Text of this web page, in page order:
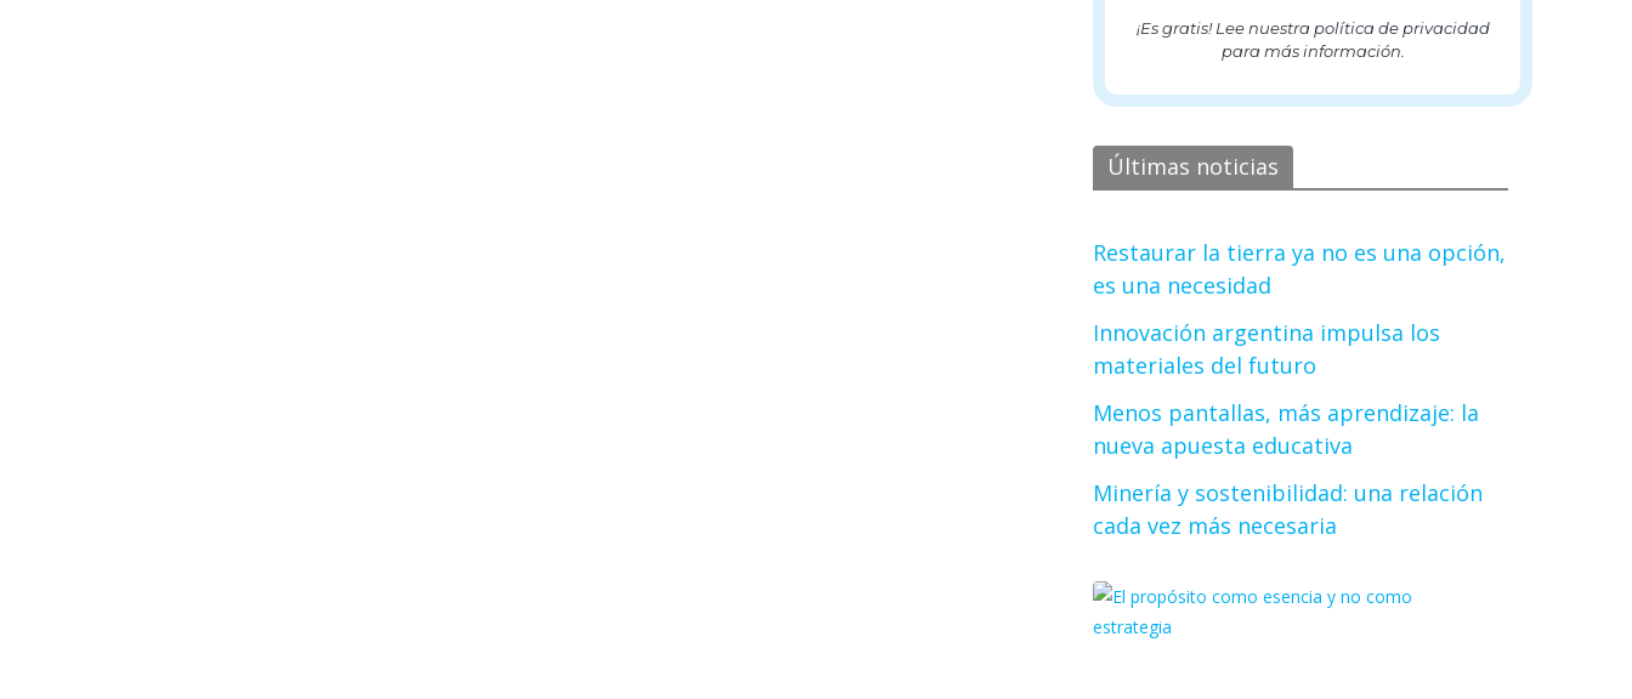
¡Es gratis! Lee nuestra política de privacidad
para más información.
Últimas noticias
Restaurar la tierra ya no es una opción,
es una necesidad
Innovación argentina impulsa los
materiales del futuro
Menos pantallas, más aprendizaje: la
nueva apuesta educativa
Minería y sostenibilidad: una relación
cada vez más necesaria